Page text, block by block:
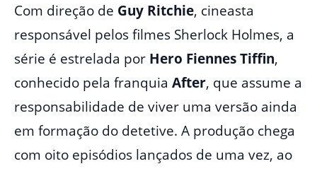
Com direção de Guy Ritchie, cineasta
responsável pelos filmes Sherlock Holmes, a
série é estrelada por Hero Fiennes Tiffin,
conhecido pela franquia After, que assume a
responsabilidade de viver uma versão ainda
em formação do detetive. A produção chega
com oito episódios lançados de uma vez, ao